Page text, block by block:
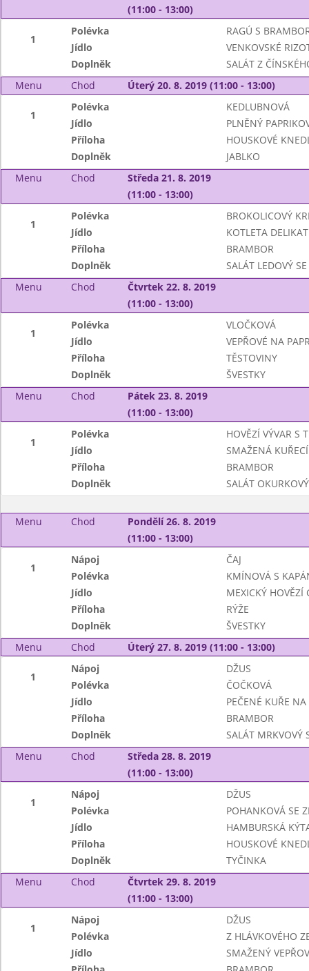
(11:00 - 13:00)
1
Polévka
RAGÚ S
Jídlo
VENKOVSKÉ
Doplněk
SALÁT Z
Menu
Chod Úterý 20. 8. 2019 (11:00 - 13:00)
1
Polévka
KEDLUBNOVÁ
Jídlo
PLNĚNÝ
Příloha
HOUSKOVÉ
Doplněk
JABLKO
Menu
Chod
Středa 21. 8. 2019
(11:00 - 13:00)
1
Polévka
BROKOLICOVÝ
Jídlo
KOTLETA
Příloha
BRAMBOR
Doplněk
SALÁT LEDOVÝ
Menu
Chod
Čtvrtek 22. 8. 2019
(11:00 - 13:00)
1
Polévka
VLOČKOVÁ
Jídlo
VEPŘOVÉ NA
Příloha
TĚSTOVINY
Doplněk
ŠVESTKY
Menu
Chod
Pátek 23. 8. 2019
(11:00 - 13:00)
1
Polévka
HOVĚZÍ VÝVAR S
Jídlo
SMAŽENÁ
Příloha
BRAMBOR
Doplněk
SALÁT
Menu Chod
Pondělí 26. 8. 2019
(11:00 - 13:00)
1
Nápoj
ČAJ
Polévka
KMÍNOVÁ S
Jídlo
MEXICKÝ HOVĚZÍ
Příloha
RÝŽE
Doplněk
ŠVESTKY
Menu
Chod Úterý 27. 8. 2019 (11:00 - 13:00)
1
Nápoj
DŽUS
Polévka
ČOČKOVÁ
Jídlo
PEČENÉ KUŘE
Příloha
BRAMBOR
Doplněk
SALÁT
Menu
Chod
Středa 28. 8. 2019
(11:00 - 13:00)
1
Nápoj
DŽUS
Polévka
POHANKOVÁ SE
Jídlo
HAMBURSKÁ
Příloha
HOUSKOVÉ
Doplněk
TYČINKA
Menu
Chod
Čtvrtek 29. 8. 2019
(11:00 - 13:00)
1
Nápoj
DŽUS
Polévka
Z HLÁVKOVÉHO
Jídlo
SMAŽENÝ